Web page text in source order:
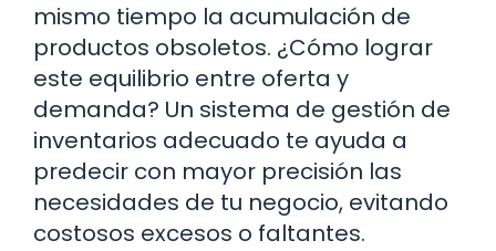
mismo tiempo la acumulación de
productos obsoletos. ¿Cómo lograr
este equilibrio entre oferta y
demanda? Un sistema de gestión de
inventarios adecuado te ayuda a
predecir con mayor precisión las
necesidades de tu negocio, evitando
costosos excesos o faltantes.